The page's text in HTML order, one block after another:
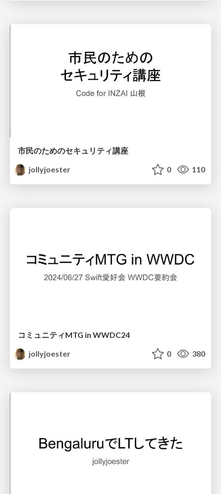
市民のためのセキュリティ講座
jollyjoester
0 110
コミュニティMTG in WWDC24
jollyjoester
0 380